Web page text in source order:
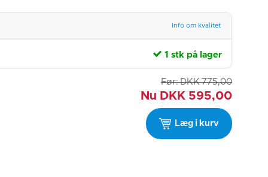
Info om kvalitet
1 stk på lager
Før: DKK 775,00
Nu DKK 595,00
Læg i kurv